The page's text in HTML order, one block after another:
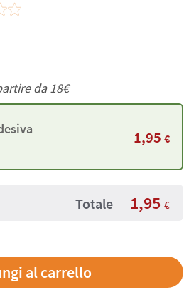
da18€
1,95 €
Totale 1,95 €